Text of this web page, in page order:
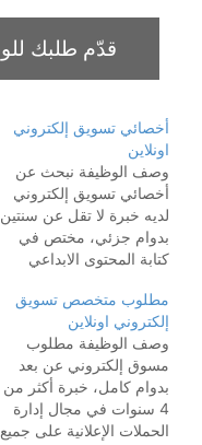
أخصائي تسويق إلكتروني
اونلاين
وصف الوظيفة نبحث عن
أخصائي تسويق إلكتروني
لديه خبرة لا تقل عن سنتين
بدوام جزئي، مختص في
كتابة المحتوى الابداعي
ومختص في ادارة الحملات
الاعلانيه وقادر على وضع
اهداف تسويقيه وعمل خطط
لتحقيق هذه الاهداف. المهام
الوظيفية كتابة المحتوى
الإبداعي والإعلاني وضع
اهداف تسويقيه شهريه
مطلوب متخصص تسويق
إلكتروني اونلاين
وصف الوظيفة مطلوب
مسوق إلكتروني عن بعد
بدوام كامل، خبرة أكثر من
4 سنوات في مجال إدارة
الحملات الإعلانية على جميع